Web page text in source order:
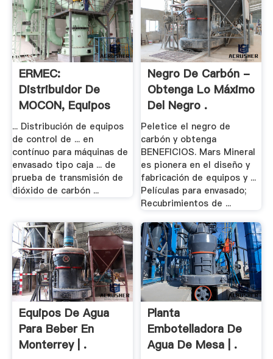
ERMEC:
Distribuidor De
MOCON, Equipos
De .
... Distribución de equipos
de control de ... en
contínuo para máquinas de
envasado tipo caja ... de
prueba de transmisión de
dióxido de carbón ...
Negro De Carbón -
Obtenga Lo Máximo
Del Negro .
Peletice el negro de
carbón y obtenga
BENEFICIOS. Mars Mineral
es pionera en el diseño y
fabricación de equipos y ...
Películas para envasado;
Recubrimientos de ...
Equipos De Agua
Para Beber En
Monterrey | .
Planta
Embotelladora De
Agua De Mesa | .